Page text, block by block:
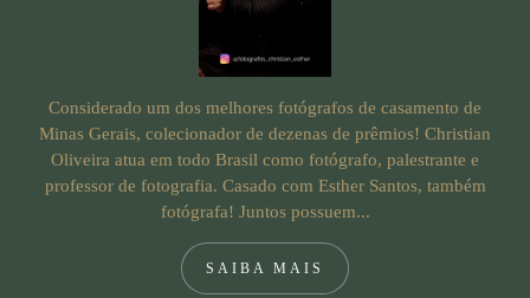
Considerado um dos melhores fotógrafos de casamento de
Minas Gerais, colecionador de dezenas de prêmios! Christian
Oliveira atua em todo Brasil como fotógrafo, palestrante e
professor de fotografia. Casado com Esther Santos, também
fotógrafa! Juntos possuem...
SAIBA MAIS